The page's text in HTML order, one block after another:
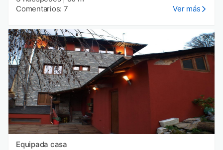
Comentarios: 7
Ver más
Equipada casa